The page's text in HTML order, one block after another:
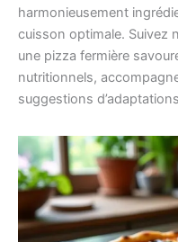
harmonieusement
cuisson optimale. Suivez
une pizza fermière
nutritionnels,
suggestions